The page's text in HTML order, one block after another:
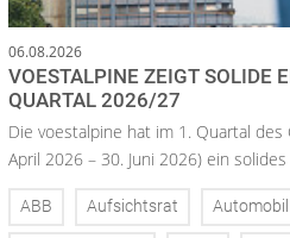
06.08.2026
VOESTALPINE ZEIGT SOLIDE
QUARTAL 2026/27
Die voestalpine hat im 1. Quartal
April 2026 – 30. Juni 2026) ein
ABB Aufsichtsrat Automobil